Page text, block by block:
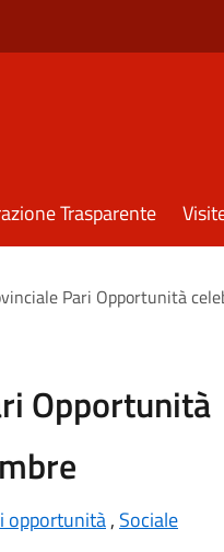
Trasparente
Pari Opportunità
Opportunità
opportunità, Sociale